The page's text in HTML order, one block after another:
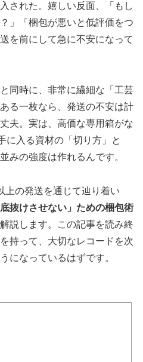
された。嬉しい反面、「もし
」「梱包が悪いと低評価をつ
を前にして急に不安になって
同時に、非常に繊細な「工芸
る一枚なら、発送の不安は計
夫。実は、高価な専用箱がな
に入る資材の「切り方」と
みの強度は作れるんです。
上の発送を通じて辿り着い
抜けさせない」ための梱包術
説します。この記事を読み終
持って、大切なレコードを次
になっているはずです。